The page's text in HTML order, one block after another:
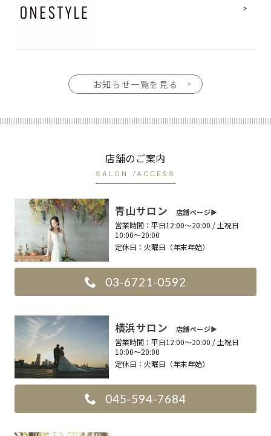
お知らせ一覧を見る
店舗のご案内
SALON /ACCESS
青山サロン 店舗ページ▶︎
営業時間： 平日12:00〜20:00 / 土祝日
10:00〜20:00
定休日： 火曜日（年末年始）
03-6721-0592
横浜サロン 店舗ページ▶︎
営業時間： 平日12:00〜20:00 / 土祝日
10:00〜20:00
定休日： 火曜日（年末年始）
045-594-7684